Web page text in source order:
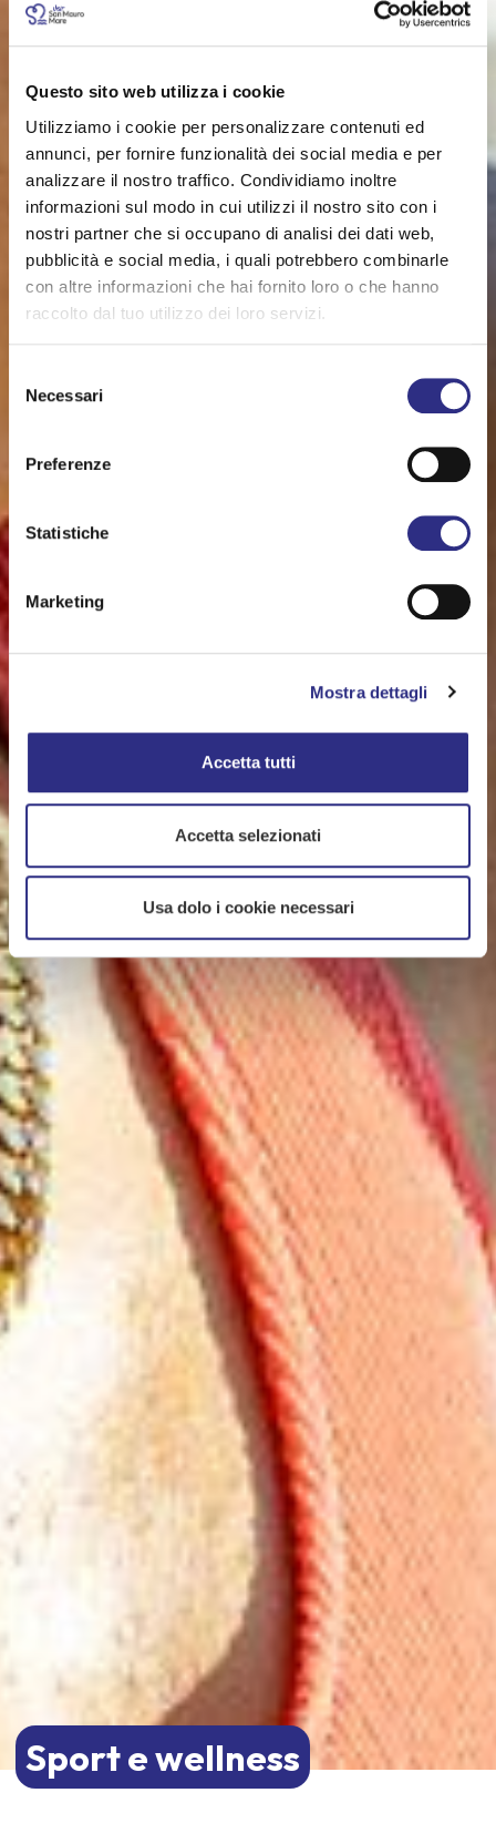
Questo sito web utilizza i cookie
Utilizziamo i cookie per personalizzare contenuti ed
annunci, per fornire funzionalità dei social media e per
analizzare il nostro traffico. Condividiamo inoltre
informazioni sul modo in cui utilizzi il nostro sito con i
nostri partner che si occupano di analisi dei dati web,
pubblicità e social media, i quali potrebbero combinarle
con altre informazioni che hai fornito loro o che hanno
raccolto dal tuo utilizzo dei loro servizi.
delNecessari
Preferenze
Statistiche
Marketing
Mostra dettagli
Accetta tutti
Accetta selezionati
Usa dolo i cookie necessari
Sport e wellness